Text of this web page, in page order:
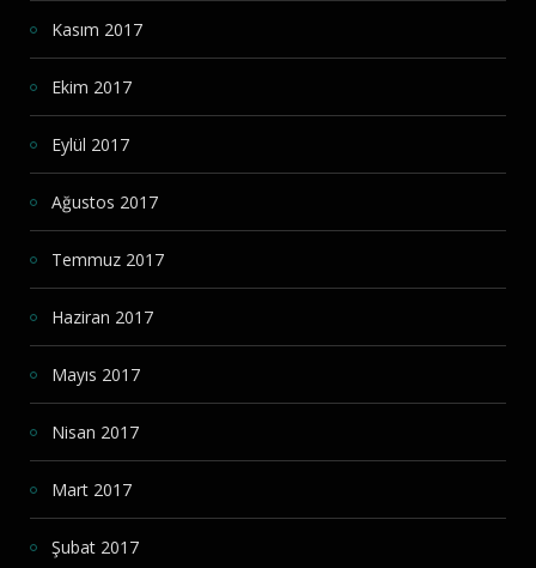
Kasım 2017
Ekim 2017
Eylül 2017
Ağustos 2017
Temmuz 2017
Haziran 2017
Mayıs 2017
Nisan 2017
Mart 2017
Şubat 2017